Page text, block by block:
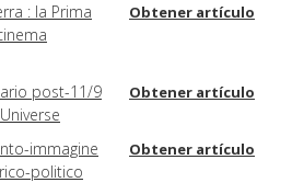
: la Prima
Obtener artículo
post-11/9
Obtener artículo
immagine
politico
Obtener artículo